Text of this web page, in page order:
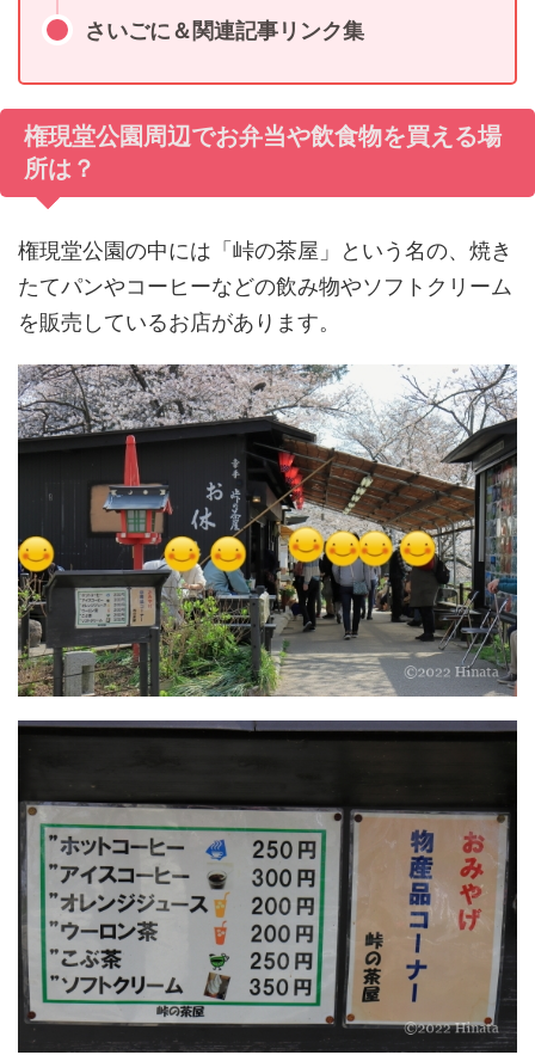
さいごに＆関連記事リンク集
権現堂公園周辺でお弁当や飲食物を買える場
所は？
権現堂公園の中には「峠の茶屋」という名の、焼き
たてパンやコーヒーなどの飲み物やソフトクリーム
を販売しているお店があります。